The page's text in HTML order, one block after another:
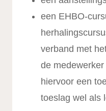
een EHBO-
verband met
de
hiervoor een
toeslag wel als